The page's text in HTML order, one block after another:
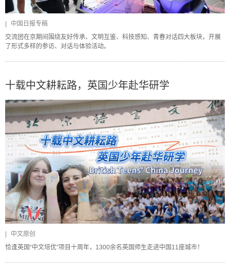
中国日报专稿
交流团在京期间围绕友好传承、文明互鉴、科技感知、青春对话四大板块，开展
了形式多样的参访、对话与体验活动。
十载中文耕耘路，英国少年赴华研学
|
中文原创
恰逢英国“中文培优”项目十周年，1300余名英国师生走进中国11座城市！